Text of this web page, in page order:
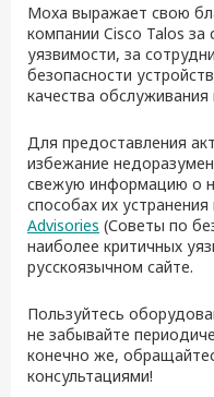
Moxa выражает свою
компании Cisco Talos
уязвимости, за
безопасности
качества обслуживания
Для предоставления
избежание
свежую информацию о
способах их
Advisories (Советы по
наиболее критичных
русскоязычном сайте.
Пользуйтесь
не забывайте
конечно же,
консультациями!